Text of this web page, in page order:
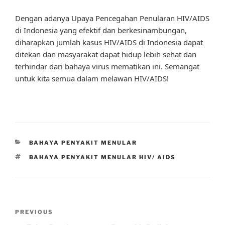
Dengan adanya Upaya Pencegahan Penularan HIV/AIDS
di Indonesia yang efektif dan berkesinambungan,
diharapkan jumlah kasus HIV/AIDS di Indonesia dapat
ditekan dan masyarakat dapat hidup lebih sehat dan
terhindar dari bahaya virus mematikan ini. Semangat
untuk kita semua dalam melawan HIV/AIDS!
CATEGORIES
BAHAYA PENYAKIT MENULAR
TAGS
BAHAYA PENYAKIT MENULAR HIV/ AIDS
Previous
PREVIOUS